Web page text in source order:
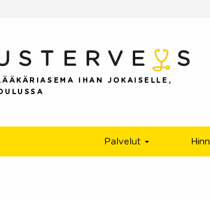
IHAN JOKAISELLE,
Palvelut